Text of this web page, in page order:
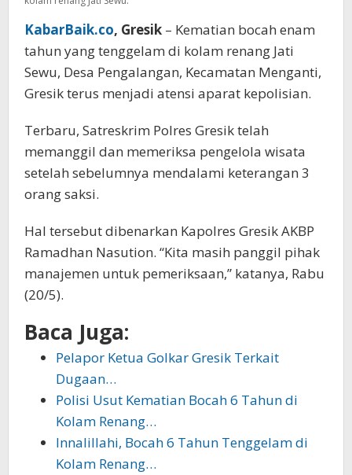
KabarBaik.co, Gresik – Kematian bocah enam
tahun yang tenggelam di kolam renang Jati
Sewu, Desa Pengalangan, Kecamatan Menganti,
Gresik terus menjadi atensi aparat kepolisian.
Terbaru, Satreskrim Polres Gresik telah
memanggil dan memeriksa pengelola wisata
setelah sebelumnya mendalami keterangan 3
orang saksi.
Hal tersebut dibenarkan Kapolres Gresik AKBP
Ramadhan Nasution. “Kita masih panggil pihak
manajemen untuk pemeriksaan,” katanya, Rabu
(20/5).
Baca Juga:
Pelapor Ketua Golkar Gresik Terkait
Dugaan…
Polisi Usut Kematian Bocah 6 Tahun di
Kolam Renang…
Innalillahi, Bocah 6 Tahun Tenggelam di
Kolam Renang…